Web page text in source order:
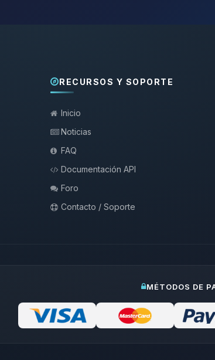
RECURSOS Y SOPORTE
Inicio
Noticias
FAQ
Documentación API
Foro
Contacto / Soporte
MÉTODOS DE